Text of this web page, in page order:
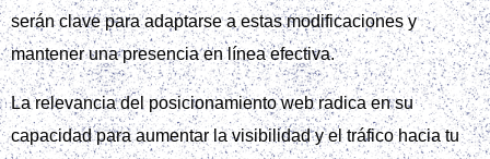
serán clave para adaptarse a estas modificaciones y
mantener una presencia en línea efectiva.
La relevancia del posicionamiento web radica en su
capacidad para aumentar la visibilidad y el tráfico hacia tu